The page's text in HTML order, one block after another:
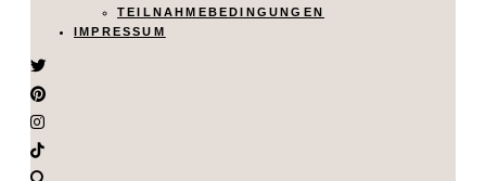
TEILNAHMEBEDINGUNGEN
IMPRESSUM